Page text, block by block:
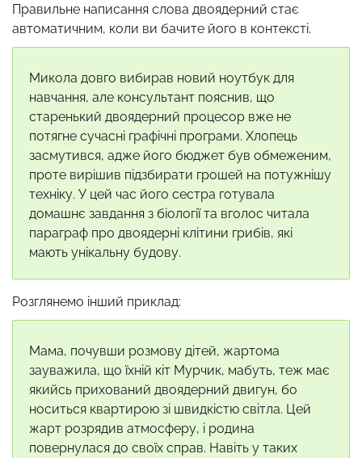
Правильне написання слова двоядерний стає
автоматичним, коли ви бачите його в контексті.
Микола довго вибирав новий ноутбук для
навчання, але консультант пояснив, що
старенький двоядерний процесор вже не
потягне сучасні графічні програми. Хлопець
засмутився, адже його бюджет був обмеженим,
проте вирішив підзбирати грошей на потужнішу
техніку. У цей час його сестра готувала
домашнє завдання з біології та вголос читала
параграф про двоядерні клітини грибів, які
мають унікальну будову.
Розглянемо інший приклад:
Мама, почувши розмову дітей, жартома
зауважила, що їхній кіт Мурчик, мабуть, теж має
якийсь прихований двоядерний двигун, бо
носиться квартирою зі швидкістю світла. Цей
жарт розрядив атмосферу, і родина
повернулася до своїх справ. Навіть у таких